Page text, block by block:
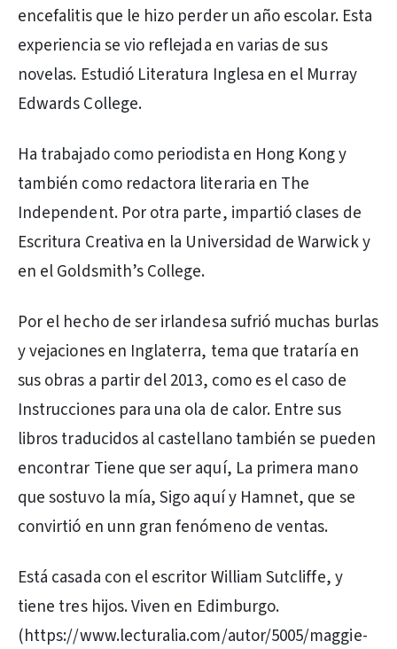
encefalitis que le hizo perder un año escolar. Esta
experiencia se vio reflejada en varias de sus
novelas. Estudió Literatura Inglesa en el Murray
Edwards College.
Ha trabajado como periodista en Hong Kong y
también como redactora literaria en The
Independent. Por otra parte, impartió clases de
Escritura Creativa en la Universidad de Warwick y
en el Goldsmith’s College.
Por el hecho de ser irlandesa sufrió muchas burlas
y vejaciones en Inglaterra, tema que trataría en
sus obras a partir del 2013, como es el caso de
Instrucciones para una ola de calor. Entre sus
libros traducidos al castellano también se pueden
encontrar Tiene que ser aquí, La primera mano
que sostuvo la mía, Sigo aquí y Hamnet, que se
convirtió en unn gran fenómeno de ventas.
Está casada con el escritor William Sutcliffe, y
tiene tres hijos. Viven en Edimburgo.
(https://www.lecturalia.com/autor/5005/maggie-